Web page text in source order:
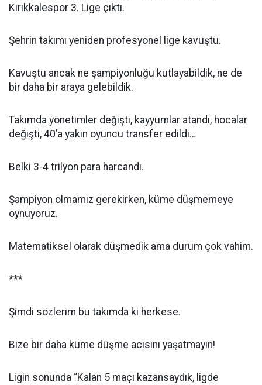
Kırıkkalespor 3. Lige çıktı.
Şehrin takımı yeniden profesyonel lige kavuştu.
Kavuştu ancak ne şampiyonluğu kutlayabildik, ne de
bir daha bir araya gelebildik.
Takımda yönetimler değişti, kayyumlar atandı, hocalar
değişti, 40’a yakın oyuncu transfer edildi…
Belki 3-4 trilyon para harcandı.
Şampiyon olmamız gerekirken, küme düşmemeye
oynuyoruz.
Matematiksel olarak düşmedik ama durum çok vahim.
***
Şimdi sözlerim bu takımda ki herkese.
Bize bir daha küme düşme acısını yaşatmayın!
Ligin sonunda “Kalan 5 maçı kazansaydık, ligde